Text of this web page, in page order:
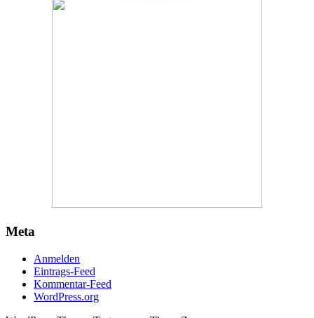
Meta
Anmelden
Eintrags-Feed
Kommentar-Feed
WordPress.org